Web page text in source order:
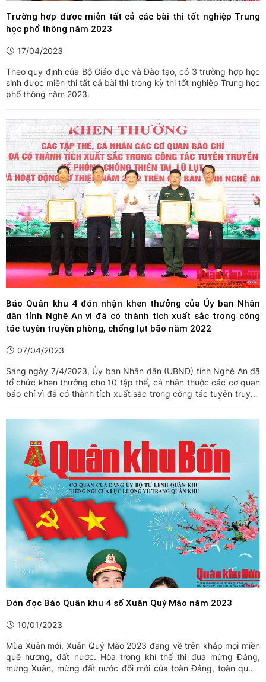
Trường hợp được miễn tất cả các bài thi tốt nghiệp Trung
học phổ thông năm 2023
17/04/2023
Theo quy định của Bộ Giáo dục và Đào tạo, có 3 trường hợp học
sinh được miễn thi tất cả bài thi trong kỳ thi tốt nghiệp Trung học
phổ thông năm 2023.
Báo Quân khu 4 đón nhận khen thưởng của Ủy ban Nhân
dân tỉnh Nghệ An vì đã có thành tích xuất sắc trong công
tác tuyên truyền phòng, chống lụt bão năm 2022
07/04/2023
Sáng ngày 7/4/2023, Ủy ban Nhân dân (UBND) tỉnh Nghệ An đã
tổ chức khen thưởng cho 10 tập thể, cá nhân thuộc các cơ quan
báo chí vì đã có thành tích xuất sắc trong công tác tuyên truyền
Đón đọc Báo Quân khu 4 số Xuân Quý Mão năm 2023
10/01/2023
Mùa Xuân mới, Xuân Quý Mão 2023 đang về trên khắp mọi miền
quê hương, đất nước. Hòa trong khí thế thi đua mừng Đảng,
mừng Xuân, mừng đất nước đổi mới của toàn Đảng, toàn quân,